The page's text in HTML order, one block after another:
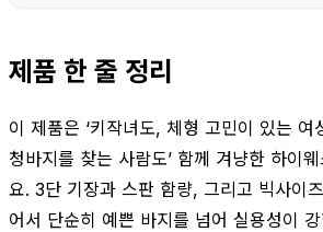
제품 한 줄 정리
이 제품은 ‘키작녀도, 체형 고민이 있는 여
청바지를 찾는 사람도’ 함께 겨냥한 하이
요. 3단 기장과 스판 함량, 그리고 빅사이
어서 단순히 예쁜 바지를 넘어 실용성이